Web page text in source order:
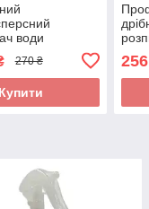
води
SPRAY" об'ємом
270 ₴
Купити
300